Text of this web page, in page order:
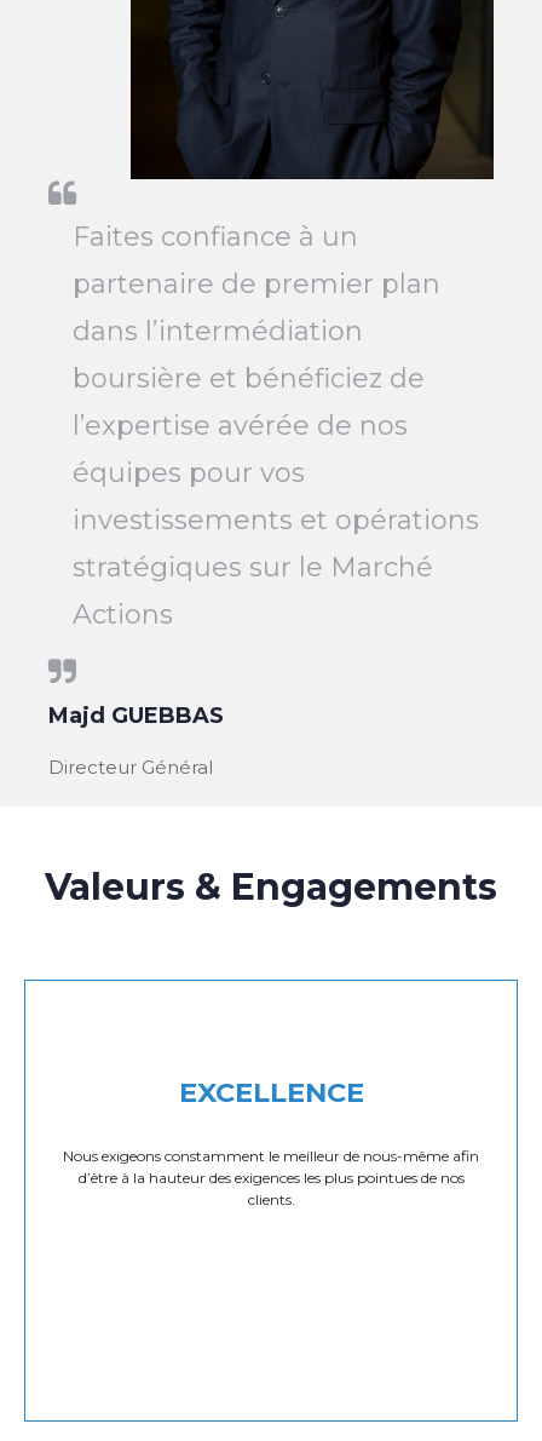
Faites confiance à un
partenaire de premier plan
dans l’intermédiation
boursière et bénéficiez de
l’expertise avérée de nos
équipes pour vos
investissements et opérations
stratégiques sur le Marché
Actions
Majd GUEBBAS
Directeur Général
Valeurs & Engagements
EXCELLENCE
Nous exigeons constamment le meilleur de nous-même afin
d’être à la hauteur des exigences les plus pointues de nos
clients.